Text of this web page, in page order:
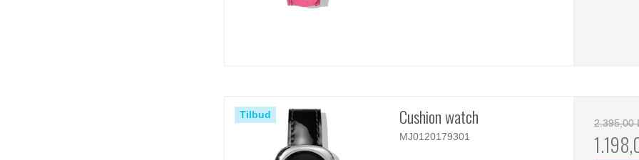
Tilbud Cushion watch
MJ0120179301
2.395,00